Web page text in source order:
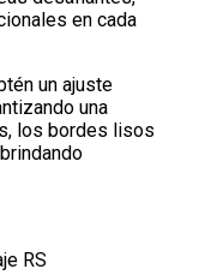
en cada
un ajuste
una
los bordes lisos
RS